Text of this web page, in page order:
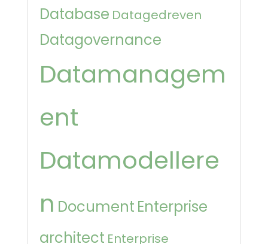
Database Datagedreven
Datagovernance
Datamanagem
ent
Datamodellere
n Document Enterprise
architect Enterprise